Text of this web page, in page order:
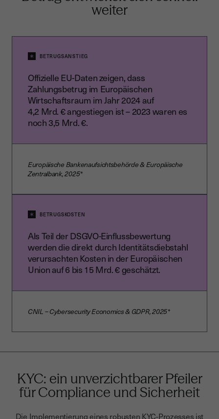
weiter
BETRUGSANSTIEG
Offizielle EU-Daten zeigen, dass
Zahlungsbetrug im Europäischen
Wirtschaftsraum im Jahr 2024 auf
4,2 Mrd. € angestiegen ist – 2023 waren es
noch 3,5 Mrd. €.
Europäische Bankenaufsichtsbehörde & Europäische
Zentralbank, 2025*
BETRUGSKOSTEN
Als Teil der DSGVO-Einflussbewertung
werden die direkt durch Identitätsdiebstahl
verursachten Kosten in der Europäischen
Union auf 6 bis 15 Mrd. € geschätzt.
CNIL – Cybersecurity Economics & GDPR, 2025*
KYC: ein unverzichtbarer Pfeiler
für Compliance und Sicherheit
Die Implementierung eines robusten KYC-Prozesses ist